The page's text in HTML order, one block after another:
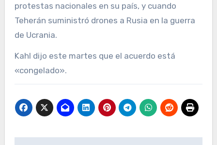
protestas nacionales en su país, y cuando
Teherán suministró drones a Rusia en la guerra
de Ucrania.
Kahl dijo este martes que el acuerdo está
«congelado».